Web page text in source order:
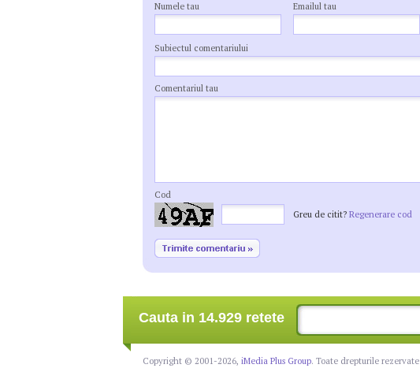
Numele tau Emailul tau
Subiectul comentariului
Comentariul tau
Cod
Greu de citit? Regenerare cod
Cauta in 14.929 retete
Copyright © 2001-2026, iMedia Plus Group. Toate drepturile rezervate